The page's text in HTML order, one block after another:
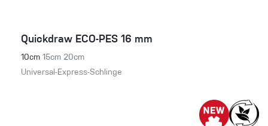
Quickdraw ECO-PES 16 mm
10cm 15cm 20cm
Universal-Express-Schlinge